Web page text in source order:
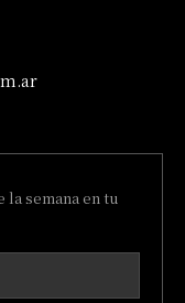
semana en tu